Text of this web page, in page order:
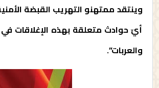
وينتقد ممتهنو التهريب القبضة
أيّ حوادث متعلقة بهذه الإغلاقات
والعربات”.